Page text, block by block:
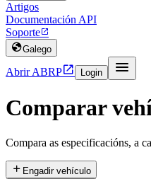
Artigos
Documentación API
Soporte
Galego
Abrir ABRP Login 
Comparar
Compara as especificacións, a
 Engadir vehículo